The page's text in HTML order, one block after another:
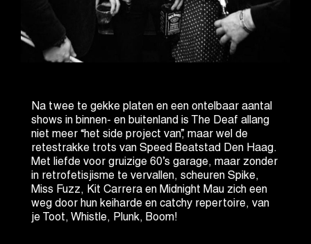
Na twee te gekke platen en een ontelbaar aantal
shows in binnen- en buitenland is The Deaf allang
niet meer “het side project van”, maar wel de
retestrakke trots van Speed Beatstad Den Haag.
Met liefde voor gruizige 60’s garage, maar zonder
in retrofetisjisme te vervallen, scheuren Spike,
Miss Fuzz, Kit Carrera en Midnight Mau zich een
weg door hun keiharde en catchy repertoire, van
je Toot, Whistle, Plunk, Boom!